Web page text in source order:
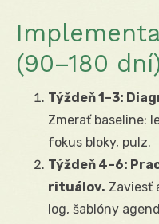
(90–180
Týždeň 1–3:
Zmerať baseline:
fokus bloky, pulz.
Týždeň 4–6:
rituálov. Zaviesť
log, šablóny